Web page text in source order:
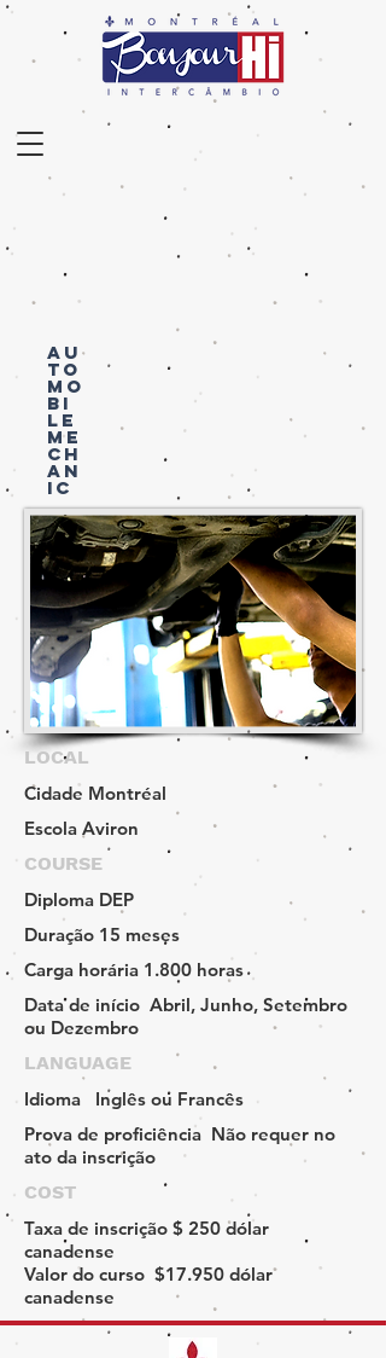
AU
TO
MO
BI
LE
ME
CH
AN
IC
LOCAL
Cidade Montréal
Escola Aviron
COURSE
Diploma DEP
Duração 15 meses
Carga horária 1.800 horas
Data de início Abril, Junho, Setembro
ou Dezembro
LANGUAGE
Idioma
Inglês ou Francês
Prova de proficiência Não requer no
ato da inscrição
COST
Taxa de inscrição $ 250 dólar
canadense
Valor do curso $17.950 dólar
canadense